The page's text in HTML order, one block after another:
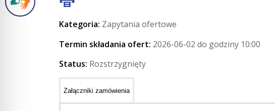
Kategoria: Zapytania ofertowe
Termin składania ofert: 2026-06-02 do godziny 10:00
Status: Rozstrzygnięty
Załączniki zamówienia